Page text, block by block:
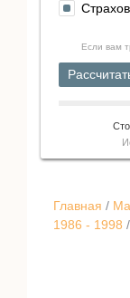
Главная /
1986 - 1998
Если вам